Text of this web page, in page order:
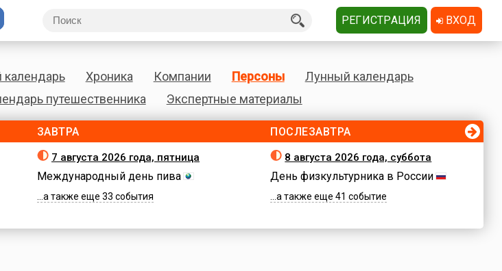
Хроника Компании Персоны
Лунный календарь
путешественника Экспертные материалы
ЗАВТРА
7 августа 2026 года, пятница
Международный день пива
...а также еще 33 события
ПОСЛЕЗАВТРА
8 августа 2026 года, суббота
День физкультурника в России
...а также еще 41 событие
РЕГИСТРАЦИЯ ВХОД